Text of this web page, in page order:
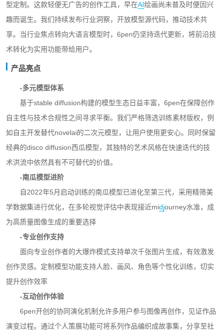
型定制。这款轻便无广告的创作工具，早在AI绘画尚未普及时便因兴
趣而诞生。我们持续发布行业洞察，开放模型源代码，推动技术共
享。当行业焦点转向大语言模型时，6pen仍坚持迭代更新，将前沿技
术转化为实用功能带给用户。
产品亮点
-多元模型体系
基于stable diffusion构建的模型生态日益丰富，6pen在保障创作
自主性与技术合规性之间寻求平衡。我们严格筛选训练素材版权，例
如自主开发替代novelai的二次元模型，让用户使用更安心。同时保留
经典的disco diffusion西瓜模型，其独特的艺术风格在快速迭代的技
术洪流中依然具有不可替代的价值。
-南瓜模型进阶
自2022年5月启动训练的南瓜模型已进化至第三代，采用精筛美
学数据集进行优化，在多轮视觉评估中表现接近midjourney水准，成
为高质量图像生成的重要选择
-专业创作支持
面向专业创作者的大爆炸模式支持单次千张图片生成，有效激发
创作灵感。定制模型功能支持人脸、画风、角色等个性化训练，切实
提升创作效率
-互动创作体验
6pen开创的协同演化机制允许多用户参与图像再创作，见证作品
演变过程。通过个人策展功能可将系列作品编织成故事集，分享至社